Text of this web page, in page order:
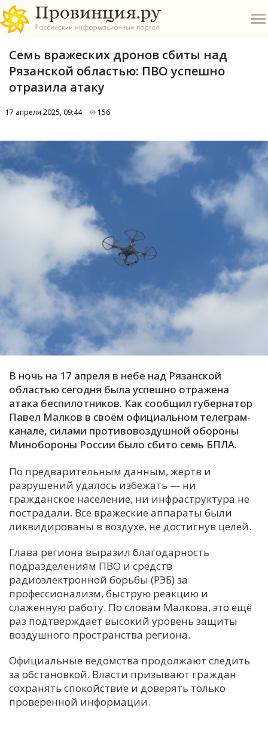
Б
Е
И
Н
Т
У
Х
Ч
Я
Семь вражеских дронов сбиты над
Рязанской областью: ПВО успешно
отразила атаку
17 апреля 2025, 09:44 156
В ночь на 17 апреля в небе над Рязанской
областью сегодня была успешно отражена
атака беспилотников. Как сообщил губернатор
Павел Малков в своём официальном телеграм-
канале, силами противовоздушной обороны
Минобороны России было сбито семь БПЛА.
По предварительным данным, жертв и
разрушений удалось избежать — ни
гражданское население, ни инфраструктура не
пострадали. Все вражеские аппараты были
ликвидированы в воздухе, не достигнув целей.
Глава региона выразил благодарность
подразделениям ПВО и средств
радиоэлектронной борьбы (РЭБ) за
профессионализм, быструю реакцию и
слаженную работу. По словам Малкова, это ещё
раз подтверждает высокий уровень защиты
воздушного пространства региона.
Официальные ведомства продолжают следить
за обстановкой. Власти призывают граждан
сохранять спокойствие и доверять только
проверенной информации.